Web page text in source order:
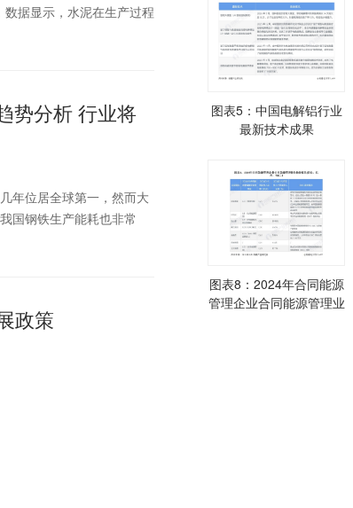
据显示，水泥在生产过程
势分析 行业将
年位居全球第一，然而大
国钢铁生产能耗也非常
政策
图表5：中国电解铝行业
最新技术成果
图表8：2024年合同能源
管理企业合同能源管理业